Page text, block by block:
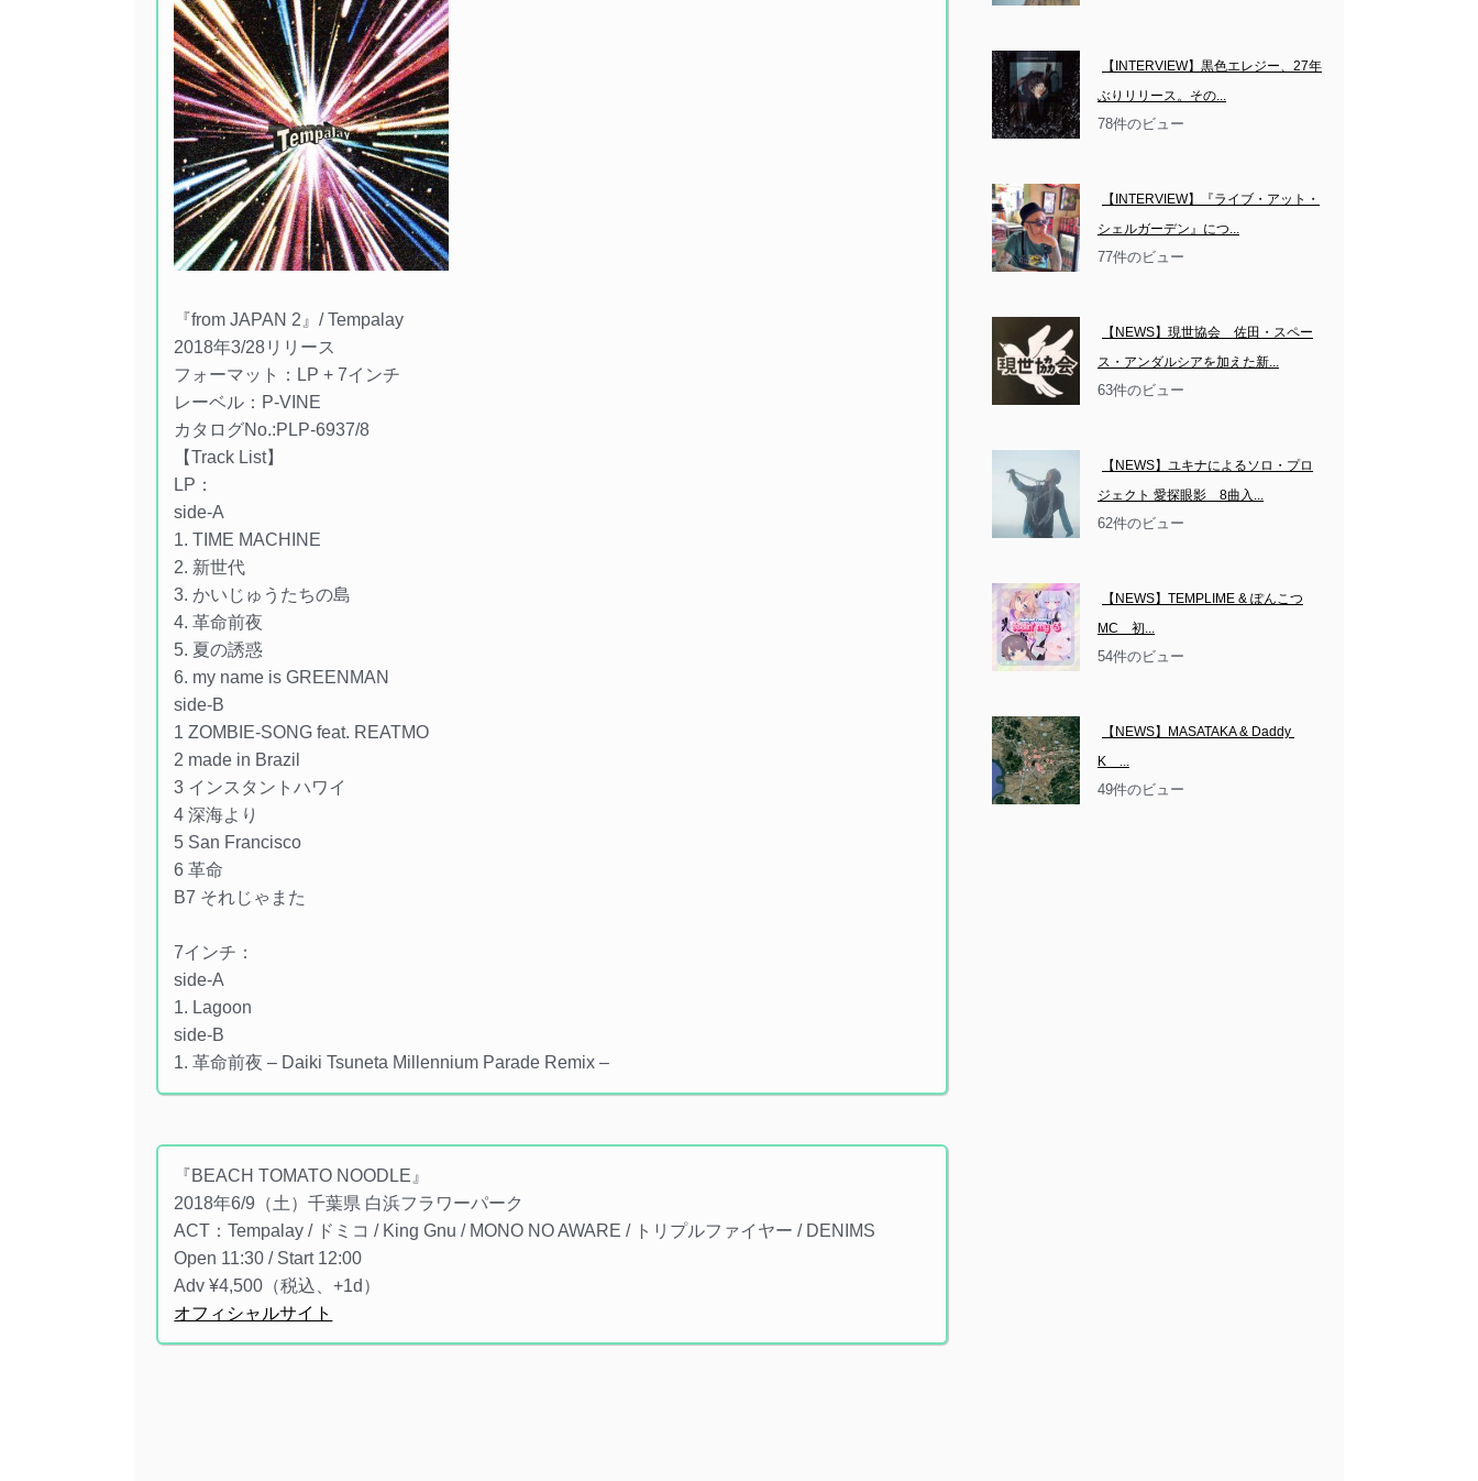
『from JAPAN 2』/ Tempalay
2018年3/28リリース
フォーマット：LP + 7インチ
レーベル：P-VINE
カタログNo.:PLP-6937/8
【Track List】
LP：
side-A
1. TIME MACHINE
2. 新世代
3. かいじゅうたちの島
4. 革命前夜
5. 夏の誘惑
6. my name is GREENMAN
side-B
1 ZOMBIE-SONG feat. REATMO
2 made in Brazil
3 インスタントハワイ
4 深海より
5 San Francisco
6 革命
B7 それじゃまた
7インチ：
side-A
1. Lagoon
side-B
1. 革命前夜 – Daiki Tsuneta Millennium Parade Remix –
『BEACH TOMATO NOODLE』
2018年6/9（土）千葉県 白浜フラワーパーク
ACT：Tempalay / ドミコ / King Gnu / MONO NO AWARE / トリプルファイヤー / DENIMS
Open 11:30 / Start 12:00
Adv ¥4,500（税込、+1d）
オフィシャルサイト
【INTERVIEW】黒色エレジー、27年
ぶりリリース。その...
78件のビュー
【INTERVIEW】『ライブ・アット・
シェルガーデン』につ...
77件のビュー
【NEWS】現世協会　佐田・スペー
ス・アンダルシアを加えた新...
63件のビュー
【NEWS】ユキナによるソロ・プロ
ジェクト 愛探眼影　8曲入...
62件のビュー
【NEWS】TEMPLIME & ぽんこつ
MC　初...
54件のビュー
【NEWS】MASATAKA & Daddy
K　...
49件のビュー